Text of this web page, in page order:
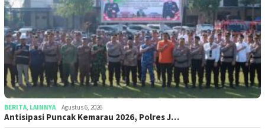
BERITA, LAINNYA Agustus 6, 2026
Antisipasi Puncak Kemarau 2026, Polres J…